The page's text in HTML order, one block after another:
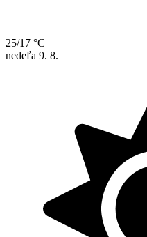
25/17 °C
nedeľa 9. 8.